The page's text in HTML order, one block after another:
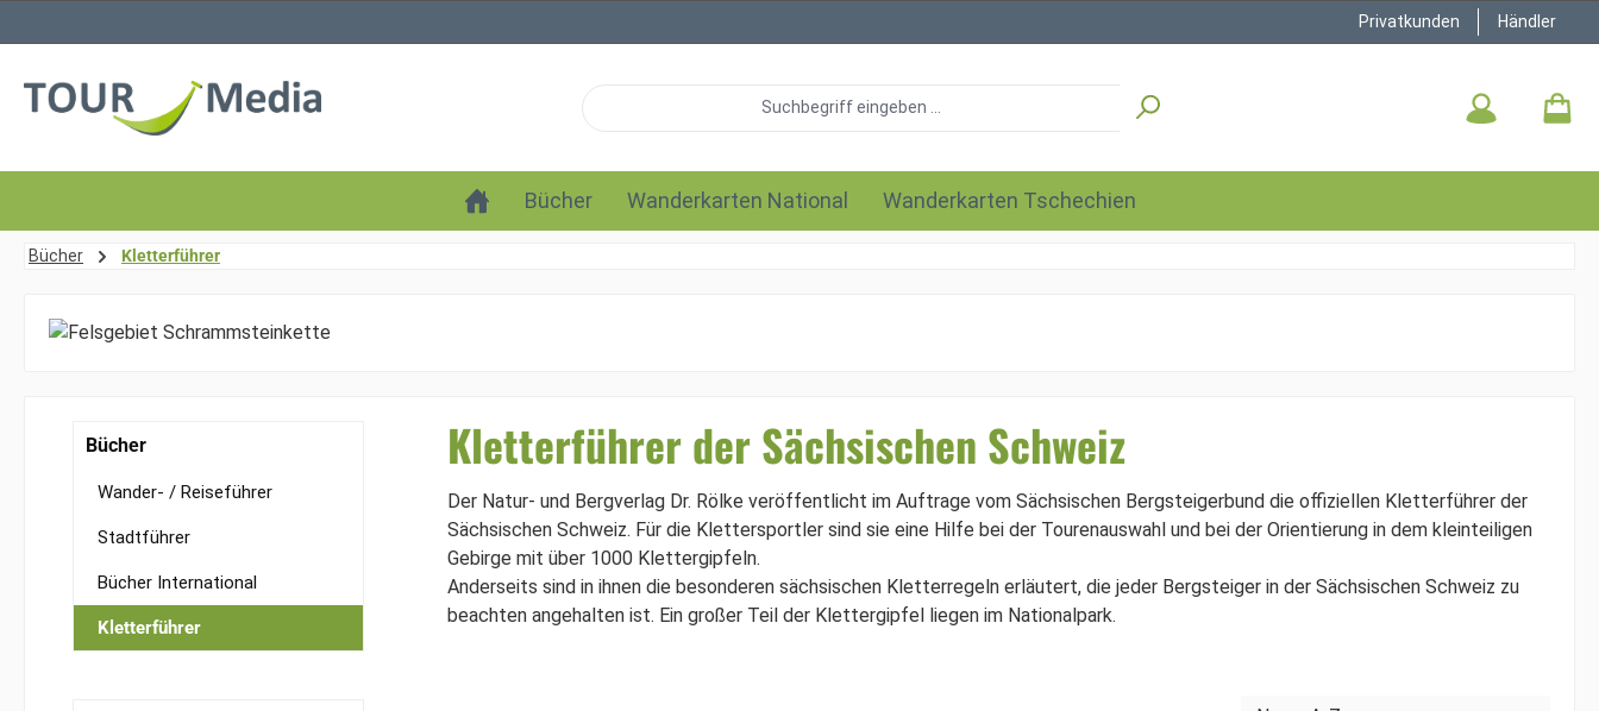
Privatkunden Händler
Bücher Wanderkarten National Wanderkarten Tschechien
Bücher Kletterführer
Bücher
Wander- / Reiseführer
Stadtführer
Bücher International
Kletterführer
Kletterführer der Sächsischen Schweiz
Der Natur- und Bergverlag Dr. Rölke veröffentlicht im Auftrage vom Sächsischen Bergsteigerbund die offiziellen Kletterführer der
Sächsischen Schweiz. Für die Klettersportler sind sie eine Hilfe bei der Tourenauswahl und bei der Orientierung in dem kleinteiligen
Gebirge mit über 1000 Klettergipfeln.
Anderseits sind in ihnen die besonderen sächsischen Kletterregeln erläutert, die jeder Bergsteiger in der Sächsischen Schweiz zu
beachten angehalten ist. Ein großer Teil der Klettergipfel liegen im Nationalpark.